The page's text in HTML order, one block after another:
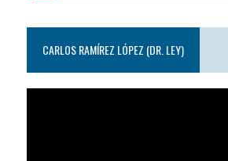
CARLOS RAMÍREZ LÓPEZ (DR. LEY)